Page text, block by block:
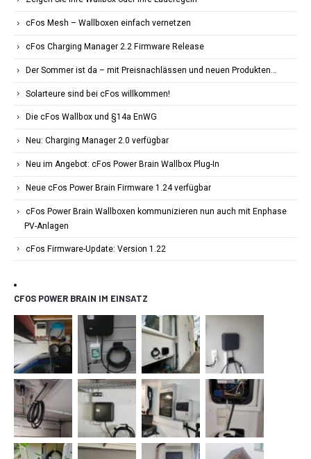
cFos Mesh – Wallboxen einfach vernetzen
cFos Charging Manager 2.2 Firmware Release
Der Sommer ist da – mit Preisnachlässen und neuen Produkten…
Solarteure sind bei cFos willkommen!
Die cFos Wallbox und §14a EnWG
Neu: Charging Manager 2.0 verfügbar
Neu im Angebot: cFos Power Brain Wallbox Plug-In
Neue cFos Power Brain Firmware 1.24 verfügbar
cFos Power Brain Wallboxen kommunizieren nun auch mit Enphase
PV-Anlagen
cFos Firmware-Update: Version 1.22
CFOS POWER BRAIN IM EINSATZ